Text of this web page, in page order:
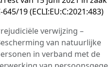
645/19 (ECLI:EU:C:2021:483)
verwijzing –
van natuurlijke
in verband met de